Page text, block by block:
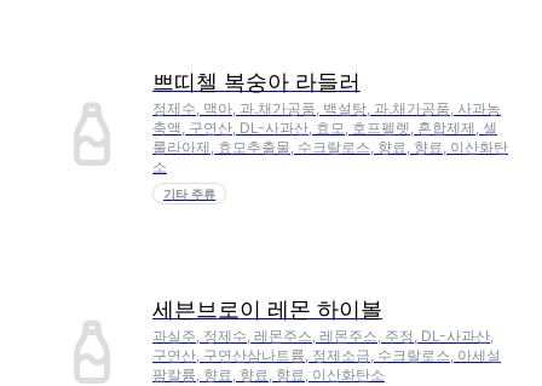
쁘띠첼 복숭아 라들러
정제수, 맥아, 과.채가공품, 백설탕, 과.채가공품, 사과농
축액, 구연산, DL-사과산, 효모, 호프펠렛, 혼합제제, 셀
룰라아제, 효모추출물, 수크랄로스, 향료, 향료, 이산화탄
소
기타 주류
세븐브로이 레몬 하이볼
과실주, 정제수, 레몬주스, 레몬주스, 주정, DL-사과산,
구연산, 구연산삼나트륨, 정제소금, 수크랄로스, 아세설
팜칼륨, 향료, 향료, 향료, 이산화탄소